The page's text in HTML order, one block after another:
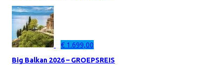
€ 1.699,00
Big Balkan 2026 – GROEPSREIS